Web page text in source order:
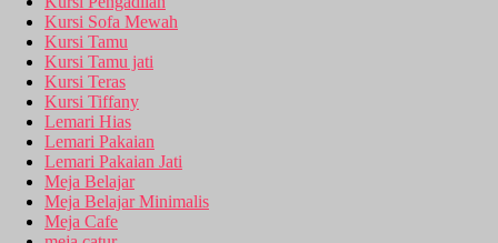
Kursi Sofa Mewah
Kursi Tamu
Kursi Tamu jati
Kursi Teras
Kursi Tiffany
Lemari Hias
Lemari Pakaian
Lemari Pakaian Jati
Meja Belajar
Meja Belajar Minimalis
Meja Cafe